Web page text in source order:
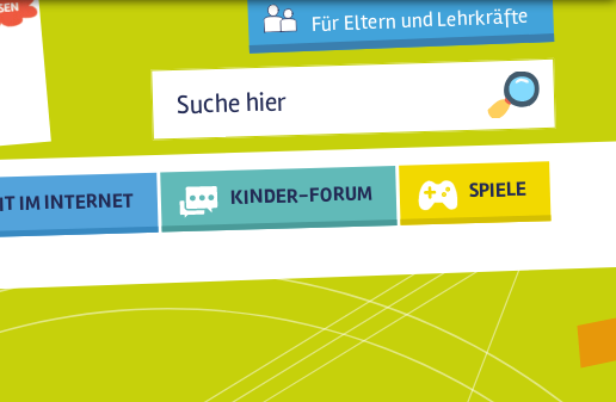
Für Eltern und Lehrkräfte
Suchformular
IM INTERNET KINDER-FORUM SPIELE